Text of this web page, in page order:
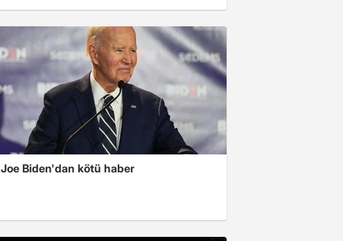
Joe Biden'dan kötü haber